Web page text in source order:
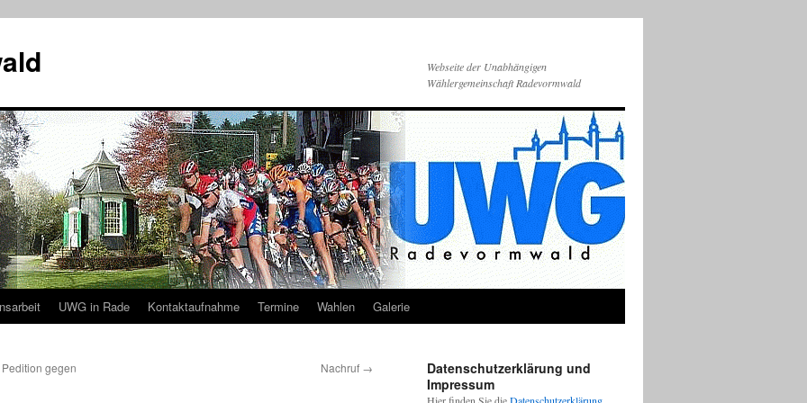
Webseite der Unabhängigen
Wählergemeinschaft Radevormwald
UWG in Rade Kontaktaufnahme Termine Wahlen Galerie
gegen
Nachruf →
Datenschutzerklärung und
Impressum